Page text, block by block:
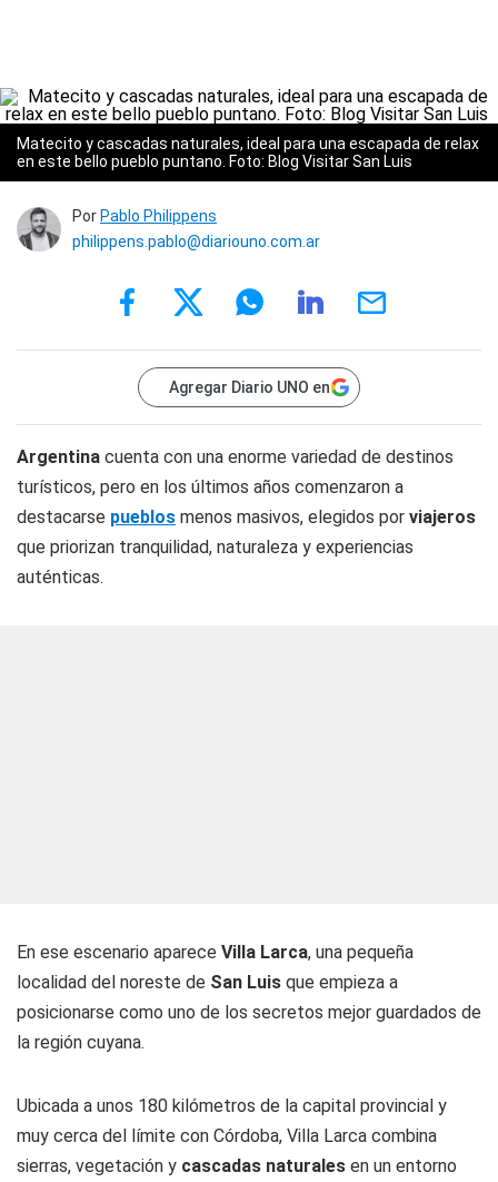
Matecito y cascadas naturales, ideal para una escapada de relax
en este bello pueblo puntano. Foto: Blog Visitar San Luis
Por Pablo Philippens
philippens.pablo@diariouno.com.ar
Agregar Diario UNO en
Argentina cuenta con una enorme variedad de destinos
turísticos, pero en los últimos años comenzaron a
destacarse pueblos menos masivos, elegidos por viajeros
que priorizan tranquilidad, naturaleza y experiencias
auténticas.
En ese escenario aparece Villa Larca, una pequeña
localidad del noreste de San Luis que empieza a
posicionarse como uno de los secretos mejor guardados de
la región cuyana.
Ubicada a unos 180 kilómetros de la capital provincial y
muy cerca del límite con Córdoba, Villa Larca combina
sierras, vegetación y cascadas naturales en un entorno